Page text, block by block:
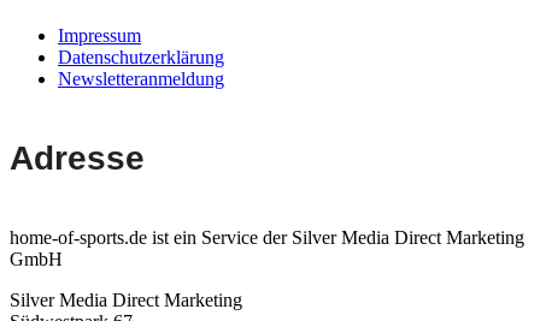
Impressum
Datenschutzerklärung
Newsletteranmeldung
Adresse
home-of-sports.de ist ein Service der Silver Media Direct Marketing
GmbH
Silver Media Direct Marketing